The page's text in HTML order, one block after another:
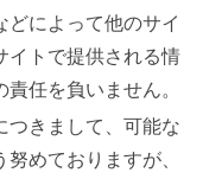
どによって他のサイ
イトで提供される情
任を負いません。
つきまして、可能な
めておりますが、